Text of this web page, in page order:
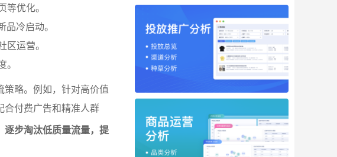
优化。
冷启动。
运营。
略。例如，针对高价值
合付费广告和精准人群
逐步淘汰低质量流量，提